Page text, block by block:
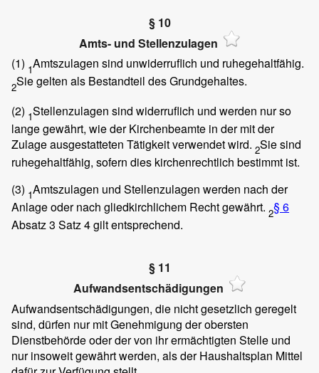
§ 10
Amts- und Stellenzulagen
(1) 1Amtszulagen sind unwiderruflich und ruhegehaltfähig.
2Sie gelten als Bestandteil des Grundgehaltes.
(2) 1Stellenzulagen sind widerruflich und werden nur so
lange gewährt, wie der Kirchenbeamte in der mit der
Zulage ausgestatteten Tätigkeit verwendet wird. 2Sie sind
ruhegehaltfähig, sofern dies kirchenrechtlich bestimmt ist.
(3) 1Amtszulagen und Stellenzulagen werden nach der
Anlage oder nach gliedkirchlichem Recht gewährt. 2§ 6
Absatz 3 Satz 4 gilt entsprechend.
§ 11
Aufwandsentschädigungen
Aufwandsentschädigungen, die nicht gesetzlich geregelt
sind, dürfen nur mit Genehmigung der obersten
Dienstbehörde oder der von ihr ermächtigten Stelle und
nur insoweit gewährt werden, als der Haushaltsplan Mittel